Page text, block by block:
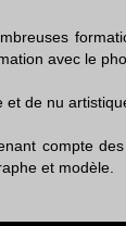
avec le
de nu
compte
et modèle.